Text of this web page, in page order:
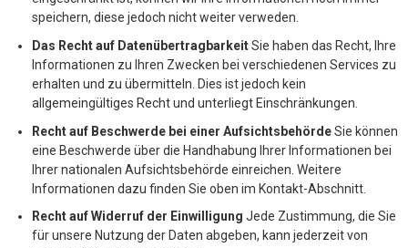
speichern, diese jedoch nicht weiter verweden.
Das Recht auf DatenübertragbarkeitSie haben das Recht, Ihre
Informationen zu Ihren Zwecken bei verschiedenen Services zu
erhalten und zu übermitteln. Dies ist jedoch kein
allgemeingültiges Recht und unterliegt Einschränkungen.
Recht auf Beschwerde bei einer AufsichtsbehördeSie können
eine Beschwerde über die Handhabung Ihrer Informationen bei
Ihrer nationalen Aufsichtsbehörde einreichen. Weitere
Informationen dazu finden Sie oben im Kontakt-Abschnitt.
Recht auf Widerruf der Einwilligung Jede Zustimmung, die Sie
für unsere Nutzung der Daten abgeben, kann jederzeit von